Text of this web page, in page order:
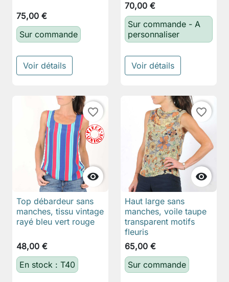
75,00 €
Sur commande
Voir détails
70,00 €
Sur commande - A
personnaliser
Voir détails

favorite_border
Top débardeur sans
manches, tissu vintage
rayé bleu vert rouge
48,00 €
En stock : T40

favorite_border
Haut large sans
manches, voile taupe
transparent motifs
fleuris
65,00 €
Sur commande